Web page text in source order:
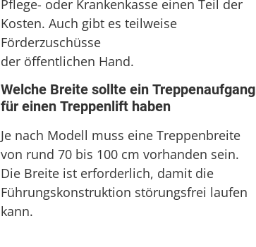
Pflege- oder Krankenkasse einen Teil der
Kosten. Auch gibt es teilweise
Förderzuschüsse
der öffentlichen Hand.
Welche Breite sollte ein Treppenaufgang
für einen Treppenlift haben
Je nach Modell muss eine Treppenbreite
von rund 70 bis 100 cm vorhanden sein.
Die Breite ist erforderlich, damit die
Führungskonstruktion störungsfrei laufen
kann.